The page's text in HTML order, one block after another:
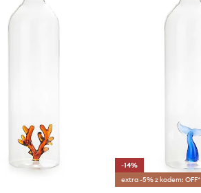
-14%
extra -5% z kodem: OFF*